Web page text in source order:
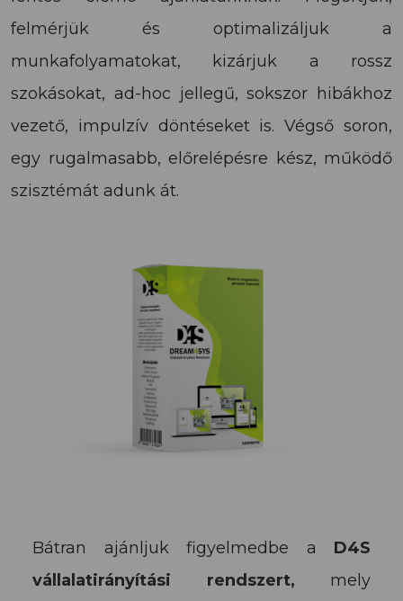
felmérjük és optimalizáljuk a
munkafolyamatokat, kizárjuk a rossz
szokásokat, ad-hoc jellegű, sokszor hibákhoz
vezető, impulzív döntéseket is. Végső soron,
egy rugalmasabb, előrelépésre kész, működő
szisztémát adunk át.
Bátran ajánljuk figyelmedbe a D4S
vállalatirányítási rendszert, mely